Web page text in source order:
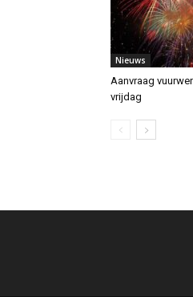
Nieuws
Aanvraag
vrijdag